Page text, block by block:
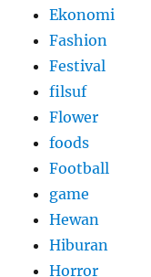
Ekonomi
Fashion
Festival
filsuf
Flower
foods
Football
game
Hewan
Hiburan
Horror